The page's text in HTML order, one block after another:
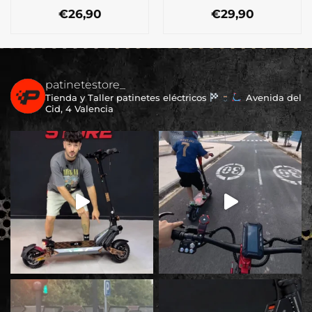
€26,90 €29,90
patinetestore_
Tienda y Taller patinetes eléctricos
Avenida del
Cid, 4 Valencia